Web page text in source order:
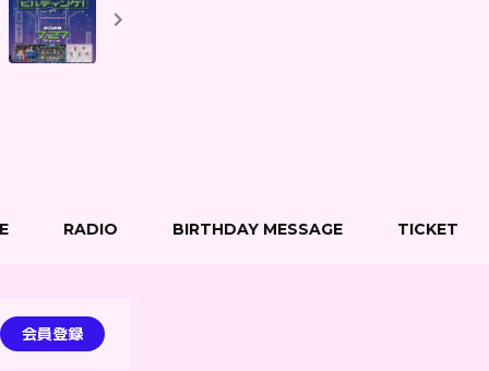
RADIO BIRTHDAY MESSAGE TICKET
会員登録